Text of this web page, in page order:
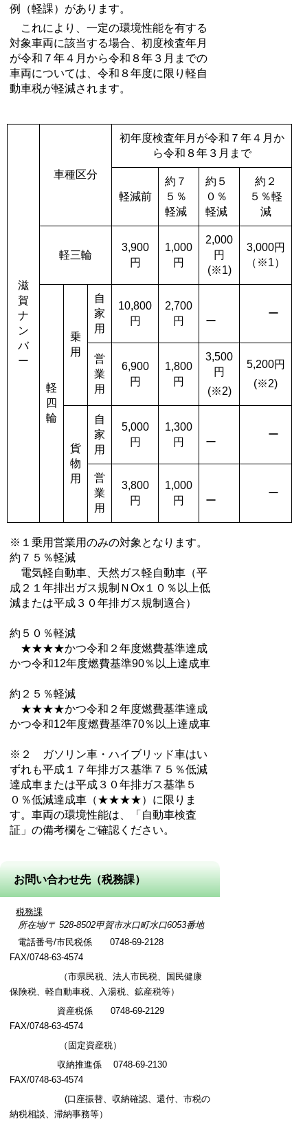
例（軽課）があります。
これにより、一定の環境性能を有する
対象車両に該当する場合、初度検査年月
が令和７年４月から令和８年３月までの
車両については、令和８年度に限り軽自
動車税が軽減されます。
滋
賀
ナ
ン
バ
ー
車種区分
初年度検査年月が令和７ 年４月か
ら令和８年３ 月まで
軽減前
約７
５％
軽減
約５
０％
軽減
約２
５％軽
減
軽三輪
3,900
円
1,000
円
2,000
円
(※1)
3,000円
（※1）
軽
四
輪
乗
用
自
家
用
10,800
円
2,700
円
ー
ー
営
業
用
6,900
円
1,800
円
3,500
円
(※2)
5,200円
(※2)
貨
物
用
自
家
用
5,000
円
1,300
円
ー
ー
営
業
用
3,800
円
1,000
円
ー
ー
※１乗用営業用のみの対象となります。
約７５％軽減
電気軽自動車、天然ガス軽自動車（平
成２１年排出ガス規制ＮOx１０％以上低
減または平成３０年排ガス規制適合）
約５０％軽減
★★★★かつ令和２年度燃費基準達成
かつ令和12年度燃費基準90％以上達成車
約２５％軽減
★★★★かつ令和２年度燃費基準達成
かつ令和12年度燃費基準70％以上達成車
※２ ガソリン車・ハイブリッド車はい
ずれも平成１７年排ガス基準７５％低減
達成車または平成３０年排ガス基準５
０％低減達成車（★★★★）に限りま
す。車両の環境性能は、「自動車検査
証」の備考欄をご確認ください。
お問い合わせ先（税務課）
税務課
所在地/〒 528-8502甲賀市水口町水口6053番地
電話番号/市民税係 0748-69-2128
FAX/0748-63-4574
（市県民税、法人市民税、国民健康
保険税、軽自動車税、入湯税、鉱産税等）
資産税係 0748-69-2129
FAX/0748-63-4574
（固定資産税）
収納推進係
0748-69-2130
FAX/0748-63-4574
(口座振替、収納確認、還付、市税の
納税相談、滞納事務等）